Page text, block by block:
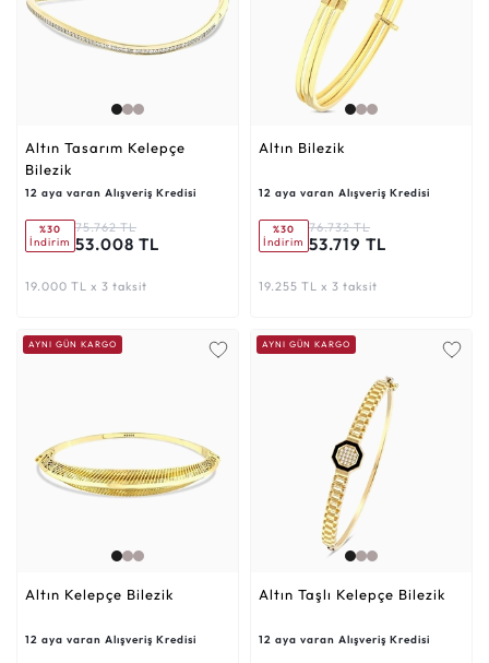
Altın Tasarım Kelepçe
Bilezik
12 aya varan Alışveriş Kredisi
%30
İndirim
75.762 TL
53.008 TL
19.000 TL x 3 taksit
Altın Bilezik
12 aya varan Alışveriş Kredisi
%30
İndirim
76.732 TL
53.719 TL
19.255 TL x 3 taksit
AYNI GÜN KARGO
Altın Kelepçe Bilezik
12 aya varan Alışveriş Kredisi
AYNI GÜN KARGO
Altın Taşlı Kelepçe Bilezik
12 aya varan Alışveriş Kredisi